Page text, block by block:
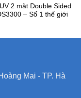
2 mặt Double Sided
– Số 1 thế giới
Mai - TP. Hà